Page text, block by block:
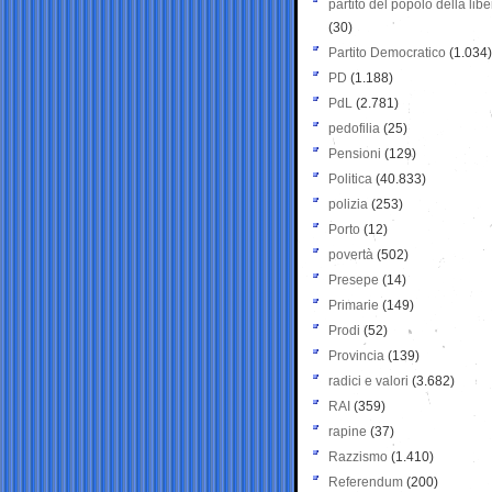
partito del popolo della
(30)
Partito Democratico (1.034)
PD (1.188)
PdL (2.781)
pedofilia (25)
Pensioni (129)
Politica (40.833)
polizia (253)
Porto (12)
povertà (502)
Presepe (14)
Primarie (149)
Prodi (52)
Provincia (139)
radici e valori (3.682)
RAI (359)
rapine (37)
Razzismo (1.410)
Referendum (200)